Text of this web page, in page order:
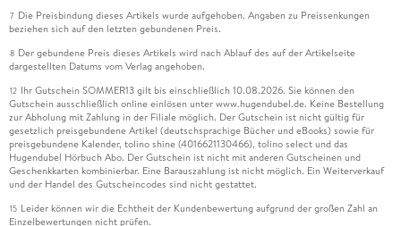
7 Die Preisbindung dieses Artikels wurde aufgehoben. Angaben zu Preissenkungen
beziehen sich auf den letzten gebundenen Preis.
8 Der gebundene Preis dieses Artikels wird nach Ablauf des auf der Artikelseite
dargestellten Datums vom Verlag angehoben.
12 Ihr Gutschein SOMMER13 gilt bis einschließlich 10.08.2026. Sie können den
Gutschein ausschließlich online einlösen unter www.hugendubel.de. Keine Bestellung
zur Abholung mit Zahlung in der Filiale möglich. Der Gutschein ist nicht gültig für
gesetzlich preisgebundene Artikel (deutschsprachige Bücher und eBooks) sowie für
preisgebundene Kalender, tolino shine (4016621130466), tolino select und das
Hugendubel Hörbuch Abo. Der Gutschein ist nicht mit anderen Gutscheinen und
Geschenkkarten kombinierbar. Eine Barauszahlung ist nicht möglich. Ein Weiterverkauf
und der Handel des Gutscheincodes sind nicht gestattet.
15 Leider können wir die Echtheit der Kundenbewertung aufgrund der großen Zahl an
Einzelbewertungen nicht prüfen.